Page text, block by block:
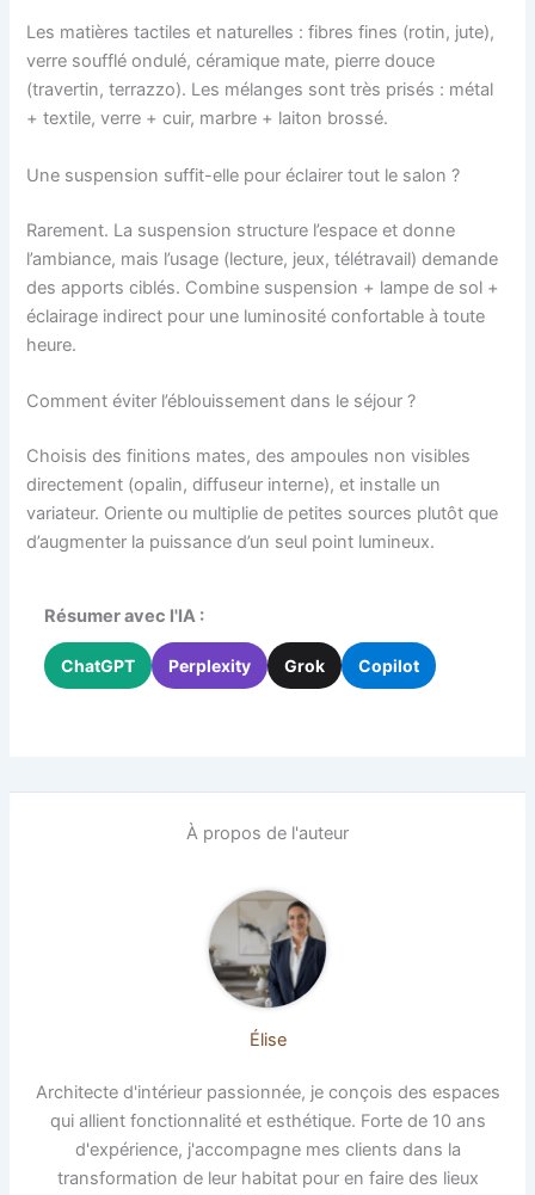
Les matières tactiles et naturelles : fibres fines (rotin, jute),
verre soufflé ondulé, céramique mate, pierre douce
(travertin, terrazzo). Les mélanges sont très prisés : métal
+ textile, verre + cuir, marbre + laiton brossé.
Une suspension suffit-elle pour éclairer tout le salon ?
Rarement. La suspension structure l’espace et donne
l’ambiance, mais l’usage (lecture, jeux, télétravail) demande
des apports ciblés. Combine suspension + lampe de sol +
éclairage indirect pour une luminosité confortable à toute
heure.
Comment éviter l’éblouissement dans le séjour ?
Choisis des finitions mates, des ampoules non visibles
directement (opalin, diffuseur interne), et installe un
variateur. Oriente ou multiplie de petites sources plutôt que
d’augmenter la puissance d’un seul point lumineux.
Résumer avec l'IA :
ChatGPT Perplexity Grok Copilot
À propos de l'auteur
Élise
Architecte d'intérieur passionnée, je conçois des espaces
qui allient fonctionnalité et esthétique. Forte de 10 ans
d'expérience, j'accompagne mes clients dans la
transformation de leur habitat pour en faire des lieux